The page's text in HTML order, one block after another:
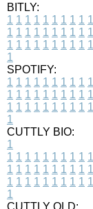
BITLY:
1 1 1 1 1 1 1 1 1 1
1 1 1 1 1 1 1 1 1 1
1 1 1 1 1 1 1 1 1 1
1
SPOTIFY:
1 1 1 1 1 1 1 1 1 1
1 1 1 1 1 1 1 1 1 1
1 1 1 1 1 1 1 1 1 1
1
CUTTLY BIO:
1
1 1 1 1 1 1 1 1 1 1
1 1 1 1 1 1 1 1 1 1
1 1 1 1 1 1 1 1 1 1
1
CUTTLY OLD: